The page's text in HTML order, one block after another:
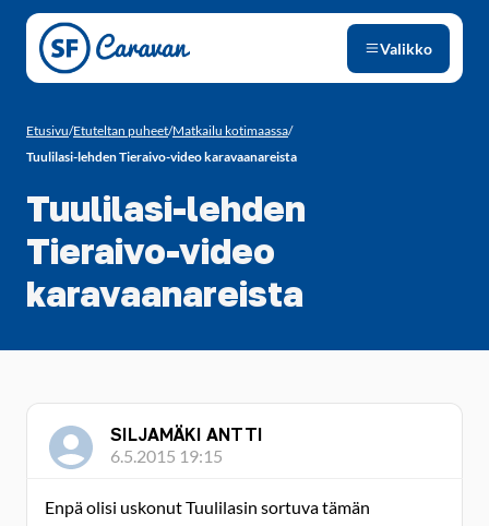
Siirry sivun sisältöön
Valikko
Etusivu/Etuteltan puheet/Matkailu kotimaassa/
Tuulilasi-lehden Tieraivo-video karavaanareista
Tuulilasi-lehden
Tieraivo-video
karavaanareista
SILJAMÄKI ANTTI
6.5.2015 19:15
Enpä olisi uskonut Tuulilasin sortuva tämän